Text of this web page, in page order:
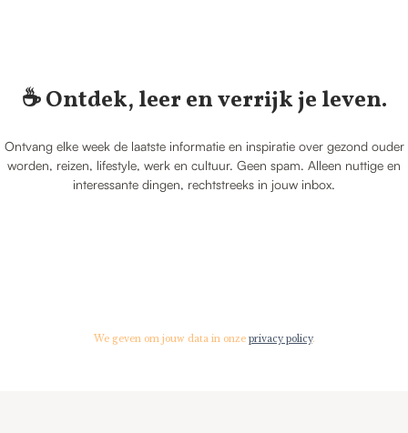
☕️ Ontdek, leer en verrijk je leven.
Ontvang elke week de laatste informatie en inspiratie over gezond ouder
worden, reizen, lifestyle, werk en cultuur. Geen spam. Alleen nuttige en
interessante dingen, rechtstreeks in jouw inbox.
We geven om jouw data in onze privacy policy.